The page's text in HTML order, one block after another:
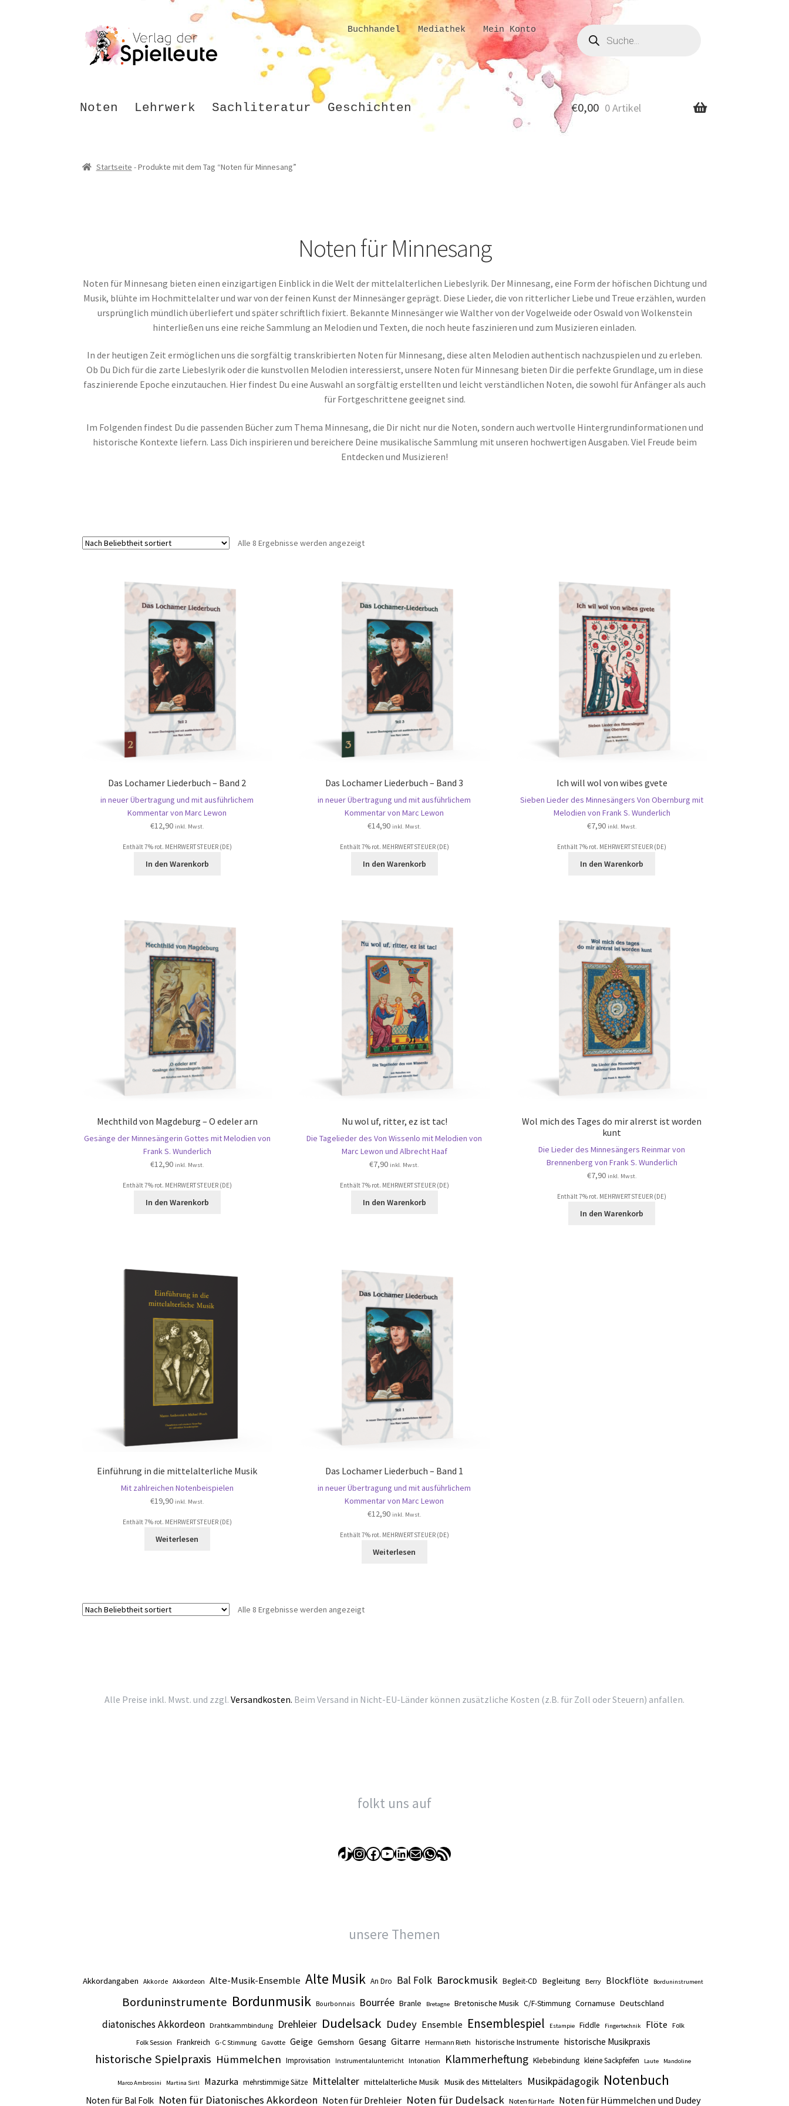
Zur
Navigation
springen
Zum
Inhalt
springen
Buchhandel Mediathek Mein Konto Produkte
suchen
Noten Lehrwerk Sachliteratur Geschichten €0,00 0 Artikel
Startseite -Produkte mit dem Tag “Noten für Minnesang”
Noten für Minnesang
Noten für Minnesang bieten einen einzigartigen Einblick in die Welt der mittelalterlichen Liebeslyrik. Der Minnesang, eine Form der höfischen Dichtung und
Musik, blühte im Hochmittelalter und war von der feinen Kunst der Minnesänger geprägt. Diese Lieder, die von ritterlicher Liebe und Treue erzählen, wurden
ursprünglich mündlich überliefert und später schriftlich fixiert. Bekannte Minnesänger wie Walther von der Vogelweide oder Oswald von Wolkenstein
hinterließen uns eine reiche Sammlung an Melodien und Texten, die noch heute faszinieren und zum Musizieren einladen.
In der heutigen Zeit ermöglichen uns die sorgfältig transkribierten Noten für Minnesang, diese alten Melodien authentisch nachzuspielen und zu erleben.
Ob Du Dich für die zarte Liebeslyrik oder die kunstvollen Melodien interessierst, unsere Noten für Minnesang bieten Dir die perfekte Grundlage, um in diese
faszinierende Epoche einzutauchen. Hier findest Du eine Auswahl an sorgfältig erstellten und leicht verständlichen Noten, die sowohl für Anfänger als auch
für Fortgeschrittene geeignet sind.
Im Folgenden findest Du die passenden Bücher zum Thema Minnesang, die Dir nicht nur die Noten, sondern auch wertvolle Hintergrundinformationen und
historische Kontexte liefern. Lass Dich inspirieren und bereichere Deine musikalische Sammlung mit unseren hochwertigen Ausgaben. Viel Freude beim
Entdecken und Musizieren!
Alle 8 Ergebnisse werden angezeigtNach
Das Lochamer Liederbuch – Band 2
in neuer Übertragung und mit ausführlichem
Kommentar von Marc Lewon
€12,90 inkl. Mwst.
Enthält 7% rot. MEHRWERTSTEUER (DE)
In den Warenkorb
Das Lochamer Liederbuch – Band 3
in neuer Übertragung und mit ausführlichem
Kommentar von Marc Lewon
€14,90 inkl. Mwst.
Enthält 7% rot. MEHRWERTSTEUER (DE)
In den Warenkorb
Ich will wol von wibes gvete
Sieben Lieder des Minnesängers Von Obernburg mit
Melodien von Frank S. Wunderlich
€7,90 inkl. Mwst.
Enthält 7% rot. MEHRWERTSTEUER (DE)
In den Warenkorb
Mechthild von Magdeburg – O edeler arn
Gesänge der Minnesängerin Gottes mit Melodien von
Frank S. Wunderlich
€12,90 inkl. Mwst.
Enthält 7% rot. MEHRWERTSTEUER (DE)
In den Warenkorb
Nu wol uf, ritter, ez ist tac!
Die Tagelieder des Von Wissenlo mit Melodien von
Marc Lewon und Albrecht Haaf
€7,90 inkl. Mwst.
Enthält 7% rot. MEHRWERTSTEUER (DE)
In den Warenkorb
Wol mich des Tages do mir alrerst ist worden
kunt
Die Lieder des Minnesängers Reinmar von
Brennenberg von Frank S. Wunderlich
€7,90 inkl. Mwst.
Enthält 7% rot. MEHRWERTSTEUER (DE)
In den Warenkorb
Einführung in die mittelalterliche Musik
Mit zahlreichen Notenbeispielen
€19,90 inkl. Mwst.
Enthält 7% rot. MEHRWERTSTEUER (DE)
Weiterlesen
Das Lochamer Liederbuch – Band 1
in neuer Übertragung und mit ausführlichem
Kommentar von Marc Lewon
€12,90 inkl. Mwst.
Enthält 7% rot. MEHRWERTSTEUER (DE)
Weiterlesen
Alle 8 Ergebnisse werden angezeigtNach
Alle Preise inkl. Mwst. und zzgl. Versandkosten. Beim Versand in Nicht-EU-Länder können zusätzliche Kosten (z.B. für Zoll oder Steuern) anfallen.
folkt uns auf
TikTok
Instagram
Facebook
YouTube
LinkedIn
E-MailWhatsApp
RSS-Feed
unsere Themen
Akkordangaben Akkorde Akkordeon Alte-Musik-Ensemble Alte Musik An Dro Bal Folk Barockmusik Begleit-CD Begleitung Berry Blockflöte Borduninstrument
Borduninstrumente Bordunmusik Bourbonnais Bourrée Branle Bretagne Bretonische Musik C/F-Stimmung Cornamuse Deutschland
diatonisches Akkordeon Drahtkammbindung Drehleier Dudelsack Dudey Ensemble Ensemblespiel Estampie Fiddle Fingertechnik Flöte Folk
Folk Session Frankreich G-C Stimmung Gavotte Geige Gemshorn Gesang Gitarre Hermann Rieth historische Instrumente historische Musikpraxis
historische Spielpraxis Hümmelchen Improvisation Instrumentalunterricht Intonation Klammerheftung Klebebindung kleine Sackpfeifen Laute Mandoline
Marco Ambrosini Martina Sirtl Mazurka mehrstimmige Sätze Mittelalter mittelalterliche Musik Musik des Mittelalters Musikpädagogik Notenbuch
Noten für Bal Folk Noten für Diatonisches Akkordeon Noten für Drehleier Noten für Dudelsack Noten für Harfe Noten für Hümmelchen und Dudey